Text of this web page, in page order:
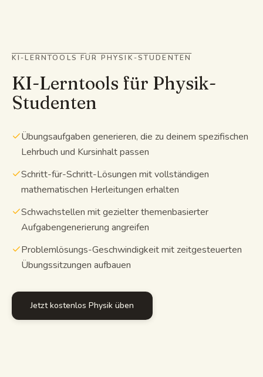
KI-LERNTOOLS FÜR PHYSIK-STUDENTEN
KI-Lerntools für Physik-
Studenten
Übungsaufgaben generieren, die zu deinem spezifischen
Lehrbuch und Kursinhalt passen
Schritt-für-Schritt-Lösungen mit vollständigen
mathematischen Herleitungen erhalten
Schwachstellen mit gezielter themenbasierter
Aufgabengenerierung angreifen
Problemlösungs-Geschwindigkeit mit zeitgesteuerten
Übungssitzungen aufbauen
Jetzt kostenlos Physik üben